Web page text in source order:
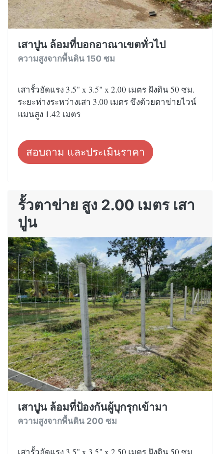
เสาปูน ล้อมที่บอกอาณาเขตทั่วไป
ความสูงจากพื้นดิน 150 ซม
เสารั้วอัดแรง 3.5" x 3.5" x 2.00 เมตร ฝังดิน 50 ซม.
ระยะห่างระหว่างเสา 3.00 เมตร ขึงด้วยตาข่ายไวน์
แมนสูง 1.42 เมตร
สอบถาม และประเมินราคา
รั้วตาข่าย สูง 2.00 เมตร เสา
ปูน
เสาปูน ล้อมที่ป้องกันผู้บุกรุกเข้ามา
ความสูงจากพื้นดิน 200 ซม